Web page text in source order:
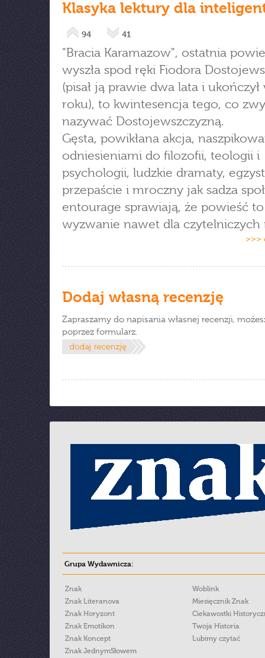
Klasyka lektury dla
94 41
"Bracia Karamazow", ostatnia
wyszła spod ręki Fiodora
(pisał ją prawie dwa lata i
roku), to kwintesencja tego, co
nazywać Dostojewszczyzną.
Gęsta, powikłana akcja,
odniesieniami do filozofii, teologii i
psychologii, ludzkie dramaty,
przepaście i mroczny jak sadza
entourage sprawiają, że powieść to
wyzwanie nawet dla czytelniczych
>>>
Dodaj własną recenzję
Zapraszamy do napisania własnej recenzji,
poprzez formularz.
Grupa Wydawnicza:
Znak
Znak Literanova
Znak Horyzont
Znak Emotikon
Znak Koncept
Znak JednymSłowem
Woblink
Miesięcznik Znak
Ciekawostki
Twoja Historia
Lubimy czytać